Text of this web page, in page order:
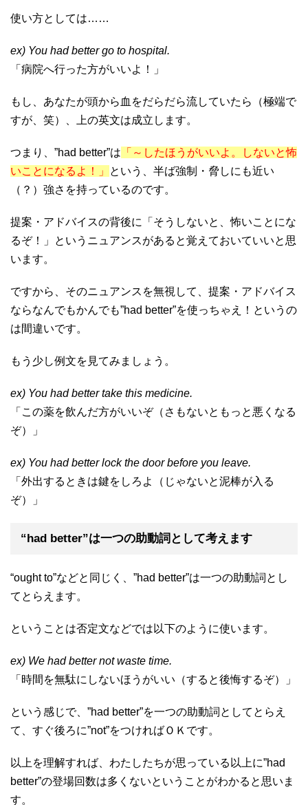
使い方としては……
ex) You had better go to hospital.
「病院へ行った方がいいよ！」
もし、あなたが頭から血をだらだら流していたら（極端で
すが、笑）、上の英文は成立します。
つまり、”had better”は 「～したほうがいいよ。しないと怖
いことになるよ！」
という、半ば強制・脅しにも近い
（？）強さを持っているのです。
提案・アドバイスの背後に「そうしないと、怖いことにな
るぞ！」というニュアンスがあると覚えておいていいと思
います。
ですから、そのニュアンスを無視して、提案・アドバイス
ならなんでもかんでも”had better”を使っちゃえ！というの
は間違いです。
もう少し例文を見てみましょう。
ex) You had better take this medicine.
「この薬を飲んだ方がいいぞ（さもないともっと悪くなる
ぞ）」
ex) You had better lock the door before you leave.
「外出するときは鍵をしろよ（じゃないと泥棒が入る
ぞ）」
“had better”は一つの助動詞として考えます
“ought to”などと同じく、”had better”は一つの助動詞とし
てとらえます。
ということは否定文などでは以下のように使います。
ex) We had better not waste time.
「時間を無駄にしないほうがいい（すると後悔するぞ）」
という感じで、”had better”を一つの助動詞としてとらえ
て、すぐ後ろに”not”をつければＯＫです。
以上を理解すれば、わたしたちが思っている以上に”had
better”の登場回数は多くないということがわかると思いま
す。